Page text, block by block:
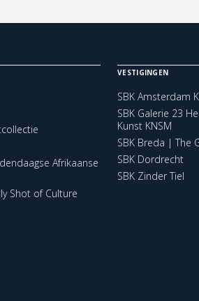
Afrikaanse
Shot of Culture
VESTIGINGEN
SBK Amsterdam
SBK Galerie 23
Kunst KNSM
SBK Breda | The
SBK Dordrecht
SBK Zinder Tiel